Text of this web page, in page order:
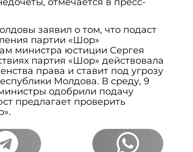
заявил о том, что подаст
партии «Шор»
министра юстиции Сергея
партия «Шор» действовала
права и ставит под угрозу
Молдова. В среду, 9
одобрили подачу
предлагает проверить